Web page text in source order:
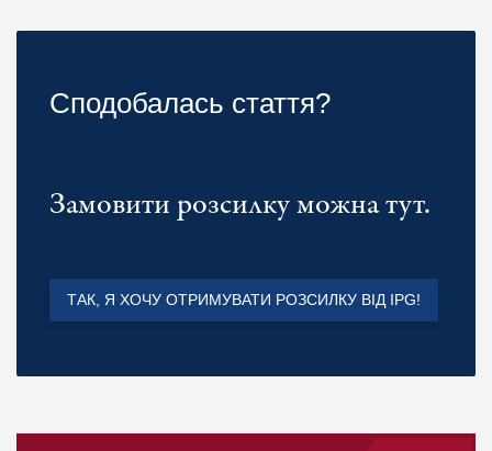
Сподобалась стаття?
Замовити розсилку можна тут.
ТАК, Я ХОЧУ ОТРИМУВАТИ РОЗСИЛКУ ВІД IPG!